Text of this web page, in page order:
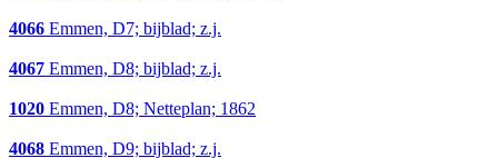
4066 Emmen, D7; bijblad; z.j.
4067 Emmen, D8; bijblad; z.j.
1020 Emmen, D8; Netteplan; 1862
4068 Emmen, D9; bijblad; z.j.